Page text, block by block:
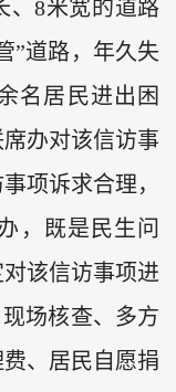
、8米宽的道路
”道路，年久失
名居民进出困
办对该信访事
项诉求合理，
，既是民生问
该信访事项进
场核查、多方
、居民自愿捐